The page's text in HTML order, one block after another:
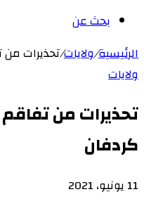
بحث عن
الرئيسية/ولايات/تحذيرات من
ولايات
تحذيرات من
كردفان
11 يونيو، 2021